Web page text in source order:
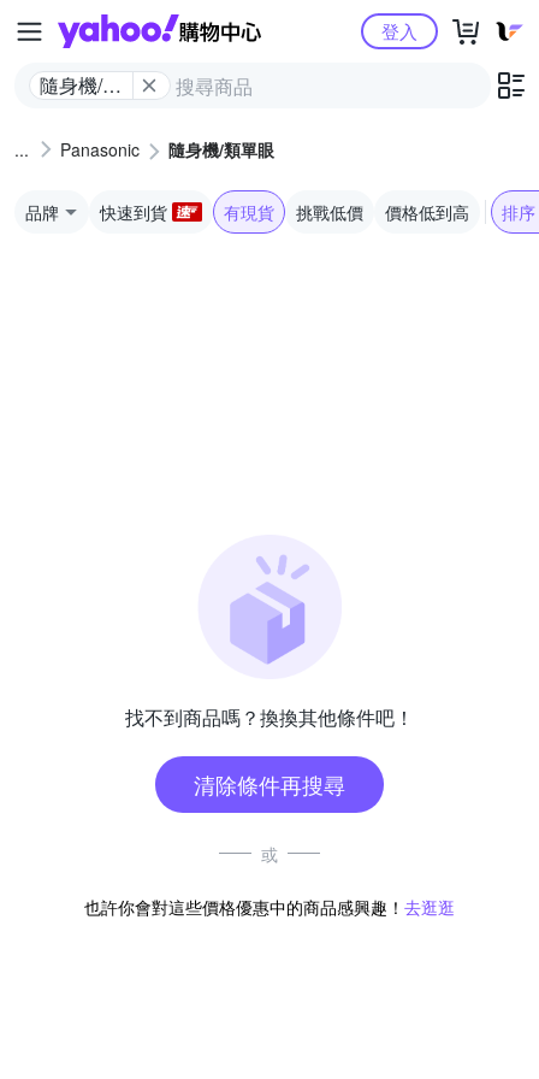
Yahoo購物中心
隨身機/類
登入
Panasonic 隨身機/類單眼
品牌 快速到貨 有現貨 挑戰低價 價格低到高 排序
找不到商品嗎？換換其他條件吧！
清除條件再搜尋
或
也許你會對這些價格優惠中的商品感興趣！ 去逛逛